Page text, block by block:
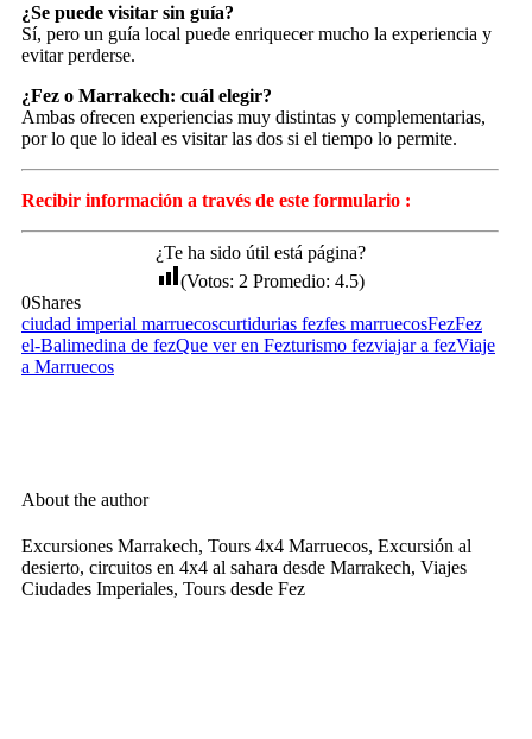
¿Se puede visitar sin guía?
Sí, pero un guía local puede enriquecer mucho la experiencia y
evitar perderse.
¿Fez o Marrakech: cuál elegir?
Ambas ofrecen experiencias muy distintas y complementarias,
por lo que lo ideal es visitar las dos si el tiempo lo permite.
Recibir información a través de este formulario :
¿Te ha sido útil está página?
(Votos: 2 Promedio: 4.5)
0Shares
ciudad imperial marruecoscurtidurias fezfes marruecosFezFez
el-Balimedina de fezQue ver en Fezturismo fezviajar a fezViaje
a Marruecos
About the author
Excursiones Marrakech, Tours 4x4 Marruecos, Excursión al
desierto, circuitos en 4x4 al sahara desde Marrakech, Viajes
Ciudades Imperiales, Tours desde Fez